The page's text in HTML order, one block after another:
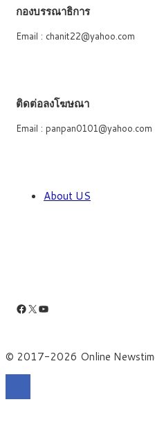
กองบรรณาธิการ
Email : chanit22@yahoo.com
ติดต่อลงโฆษณา
Email : panpan0101@yahoo.com
About US
Facebook
X YouTube
© 2017-2026 Online